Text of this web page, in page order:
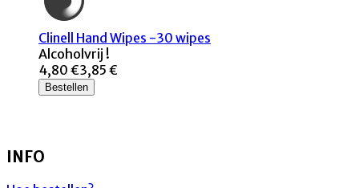
Clinell Hand Wipes -30 wipes
Alcoholvrij !
4,80 €3,85 €
Bestellen
INFO